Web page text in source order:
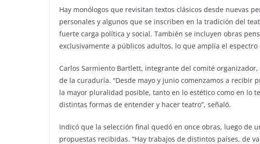
Hay monólogos que revisitan textos clásicos desde nuevas
personales y algunos que se inscriben en la tradición del
fuerte carga política y social. También se incluyen obras
exclusivamente a públicos adultos, lo que amplía el espectro
Carlos Sarmiento Bartlett, integrante del comité
de la curaduría. “Desde mayo y junio comenzamos a recibir
la mayor pluralidad posible, tanto en lo estético como en lo
distintas formas de entender y hacer teatro”, señaló.
Indicó que la selección final quedó en once obras, luego de
propuestas recibidas. “Hay trabajos de distintos países, de